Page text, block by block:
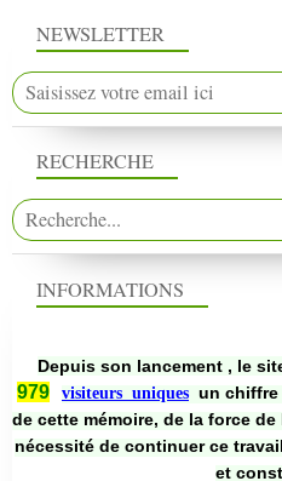
NEWSLETTER
RECHERCHE
INFORMATIONS
Depuis son lancement , le
979
visiteurs uniques un chiffre
de cette mémoire, de la force
nécessité de continuer ce
et